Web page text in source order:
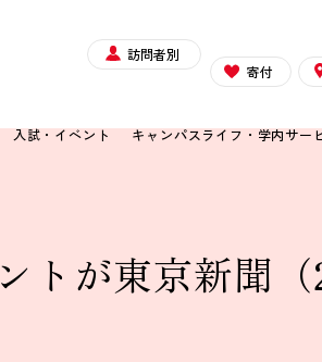
訪問者別
寄付
入試・イベント キャンパスライフ・学内サー
トが東京新聞